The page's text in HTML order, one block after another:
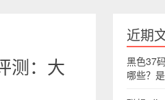
测：大
近期
黑色37
哪些？